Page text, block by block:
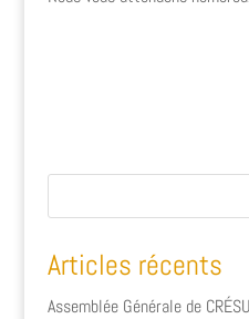
Articles récents
Assemblée Générale de